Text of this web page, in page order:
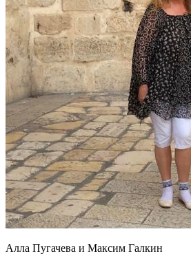
Алла Пугачева и Максим Галкин